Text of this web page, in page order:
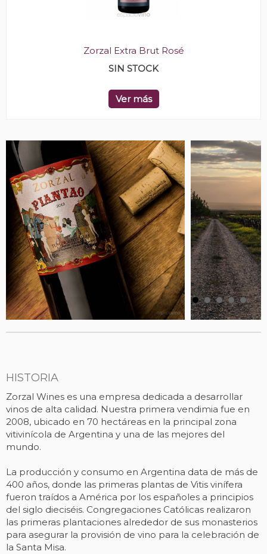
Zorzal Extra Brut Rosé
SIN STOCK
Ver más
HISTORIA
Zorzal Wines es una empresa dedicada a desarrollar
vinos de alta calidad. Nuestra primera vendimia fue en
2008, ubicado en 70 hectáreas en la principal zona
vitivinícola de Argentina y una de las mejores del
mundo.
La producción y consumo en Argentina data de más de
400 años, donde las primeras plantas de Vitis vinífera
fueron traídos a América por los españoles a principios
del siglo dieciséis. Congregaciones Católicas realizaron
las primeras plantaciones alrededor de sus monasterios
para asegurar la provisión de vino para la celebración de
la Santa Misa.